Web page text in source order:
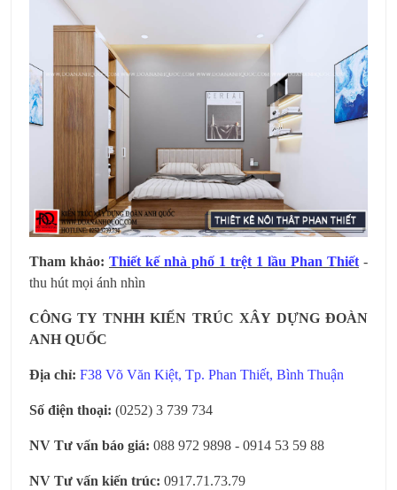
Tham khảo: Thiết kế nhà phố 1 trệt 1 lầu Phan Thiết-
thu hút mọi ánh nhìn
CÔNG TY TNHH KIẾN TRÚC XÂY DỰNG ĐOÀN
ANH QUỐC
Địa chỉ: F38 Võ Văn Kiệt, Tp. Phan Thiết, Bình Thuận
Số điện thoại: (0252) 3 739 734
NV Tư vấn báo giá: 088 972 9898 - 0914 53 59 88
NV Tư vấn kiến trúc: 0917.71.73.79